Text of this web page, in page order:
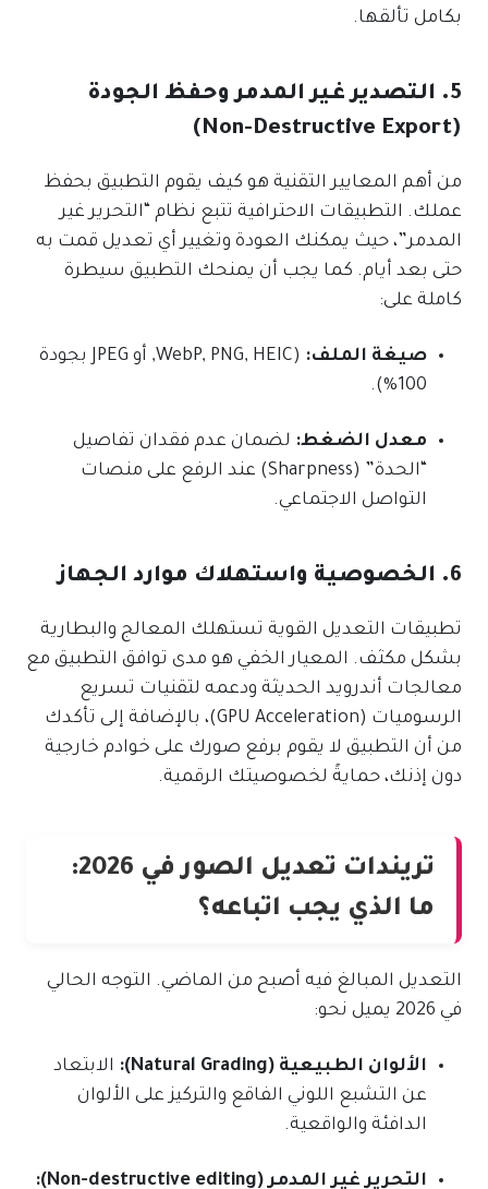
بكامل تألقها.
5. التصدير غير المدمر وحفظ الجودة
(Non-Destructive Export)
من أهم المعايير التقنية هو كيف يقوم التطبيق بحفظ
عملك. التطبيقات الاحترافية تتبع نظام “التحرير غير
المدمر”، حيث يمكنك العودة وتغيير أي تعديل قمت به
حتى بعد أيام. كما يجب أن يمنحك التطبيق سيطرة
كاملة على:
صيغة الملف:
(WebP, PNG, HEIC, أو JPEG بجودة
100%).
معدل الضغط: لضمان عدم فقدان تفاصيل
“الحدة” (Sharpness) عند الرفع على منصات
التواصل الاجتماعي.
6. الخصوصية واستهلاك موارد الجهاز
تطبيقات التعديل القوية تستهلك المعالج والبطارية
بشكل مكثف. المعيار الخفي هو مدى توافق التطبيق مع
معالجات أندرويد الحديثة ودعمه لتقنيات تسريع
الرسوميات (GPU Acceleration)، بالإضافة إلى تأكدك
من أن التطبيق لا يقوم برفع صورك على خوادم خارجية
دون إذنك، حمايةً لخصوصيتك الرقمية.
تريندات تعديل الصور في 2026:
ما الذي يجب اتباعه؟
التعديل المبالغ فيه أصبح من الماضي. التوجه الحالي
في 2026 يميل نحو:
الألوان الطبيعية (Natural Grading):
الابتعاد
عن التشبع اللوني الفاقع والتركيز على الألوان
الدافئة والواقعية.
التحرير غير المدمر (Non-destructive editing):